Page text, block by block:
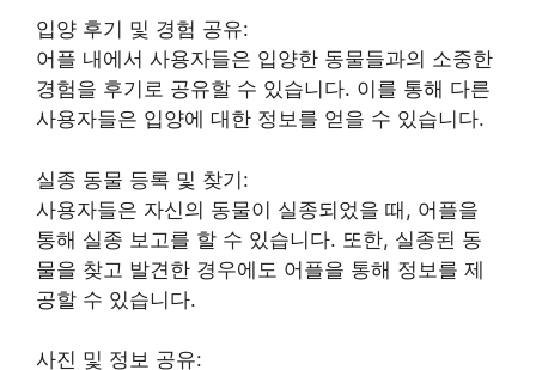
입양 후기 및 경험 공유:
어플 내에서 사용자들은 입양한 동물들과의 소중한
경험을 후기로 공유할 수 있습니다. 이를 통해 다른
사용자들은 입양에 대한 정보를 얻을 수 있습니다.
실종 동물 등록 및 찾기:
사용자들은 자신의 동물이 실종되었을 때, 어플을
통해 실종 보고를 할 수 있습니다. 또한, 실종된 동
물을 찾고 발견한 경우에도 어플을 통해 정보를 제
공할 수 있습니다.
사진 및 정보 공유: